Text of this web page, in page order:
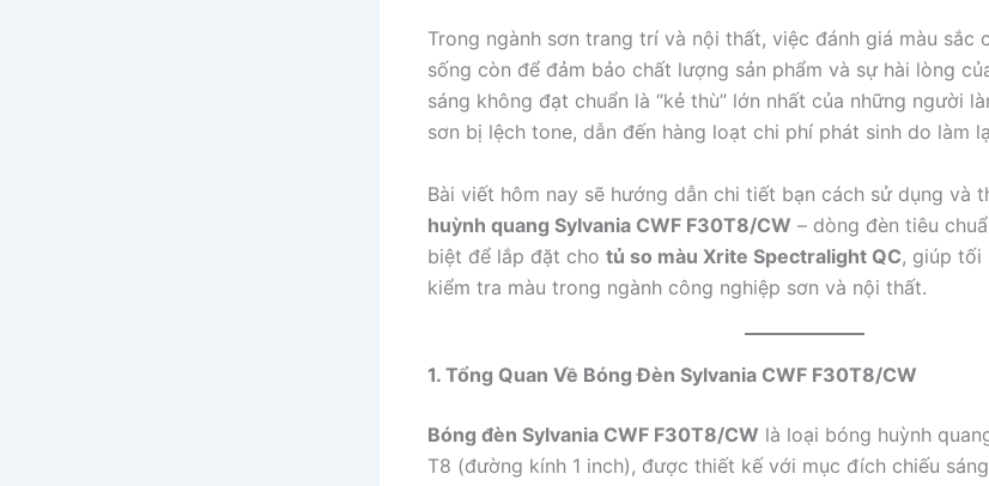
Trong ngành sơn trang trí và nội thất, việc đánh giá màu sắc
sống còn để đảm bảo chất lượng sản phẩm và sự hài lòng
sáng không đạt chuẩn là “kẻ thù” lớn nhất của những người
sơn bị lệch tone, dẫn đến hàng loạt chi phí phát sinh do làm
Bài viết hôm nay sẽ hướng dẫn chi tiết bạn cách sử dụng và
huỳnh quang Sylvania CWF F30T8/CW – dòng đèn tiêu
biệt để lắp đặt cho tủ so màu Xrite Spectralight QC, giúp tối
kiểm tra màu trong ngành công nghiệp sơn và nội thất.
1. Tổng Quan Về Bóng Đèn Sylvania CWF F30T8/CW
Bóng đèn Sylvania CWF F30T8/CW là loại bóng huỳnh
T8 (đường kính 1 inch), được thiết kế với mục đích chiếu